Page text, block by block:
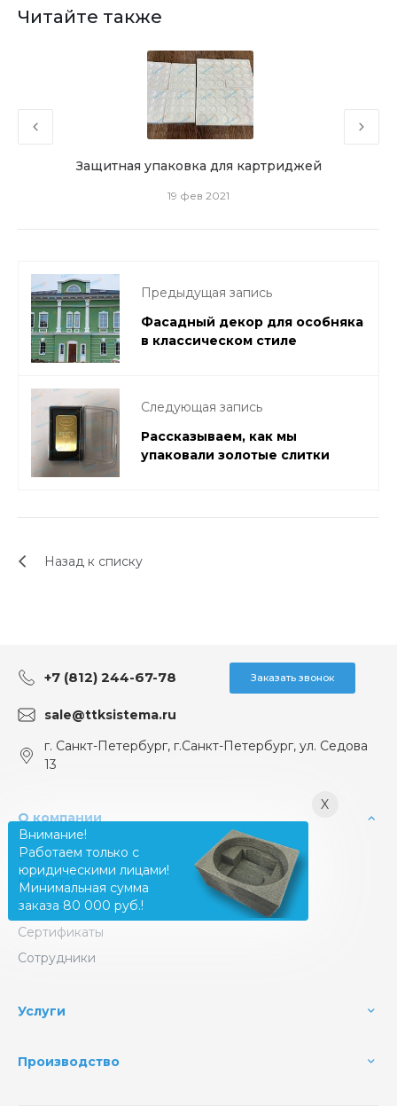
Читайте также
Защитная упаковка для картриджей
19 фев 2021
Предыдущая запись
Фасадный декор для особняка
в классическом стиле
Следующая запись
Рассказываем, как мы
упаковали золотые слитки
Назад к списку
+7 (812) 244-67-78 Заказать звонок
sale@ttksistema.ru
г. Санкт-Петербург, г.Санкт-Петербург, ул. Седова
13
О компании
Блог
Новости
Вакансии
Сертификаты
Сотрудники
Услуги
Производство
X
Внимание!
Работаем только с
юридическими лицами!
Минимальная сумма
заказа 80 000 руб.!